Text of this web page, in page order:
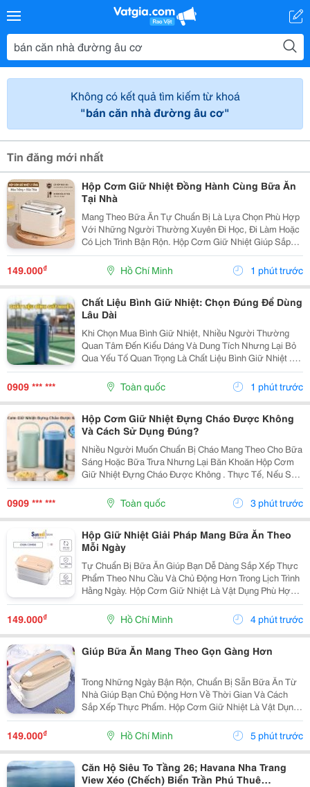
Không có kết quả tìm kiếm từ khoá
"bán căn nhà đường âu cơ"
Tin đăng mới nhất
Hộp Cơm Giữ Nhiệt Đồng Hành Cùng Bữa Ăn
Tại Nhà
Mang Theo Bữa Ăn Tự Chuẩn Bị Là Lựa Chọn Phù Hợp
Với Những Người Thường Xuyên Đi Học, Đi Làm Hoặc
Có Lịch Trình Bận Rộn. Hộp Cơm Giữ Nhiệt Giúp Sắp
Xếp Các Món Ăn Gọn Gàng, Thuận Tiện Mang Theo Và
Sử Dụng Trong Ngày. Chọn Hộp Theo Cách Sắp Xếp
Thức...
149.000₫ Hồ Chí Minh 1 phút trước
Chất Liệu Bình Giữ Nhiệt: Chọn Đúng Để Dùng
Lâu Dài
Khi Chọn Mua Bình Giữ Nhiệt, Nhiều Người Thường
Quan Tâm Đến Kiểu Dáng Và Dung Tích Nhưng Lại Bỏ
Qua Yếu Tố Quan Trọng Là Chất Liệu Bình Giữ Nhiệt .
Mỗi Loại Chất Liệu Đều Có Những Ưu Điểm Và Hạn Chế
Riêng, Ảnh Hưởng Đến Khả Năng Giữ Nhiệt, Độ Bền...
0909 *** *** Toàn quốc 1 phút trước
Hộp Cơm Giữ Nhiệt Đựng Cháo Được Không
Và Cách Sử Dụng Đúng?
Nhiều Người Muốn Chuẩn Bị Cháo Mang Theo Cho Bữa
Sáng Hoặc Bữa Trưa Nhưng Lại Băn Khoăn Hộp Cơm
Giữ Nhiệt Đựng Cháo Được Không . Thực Tế, Nếu Sử
Dụng Đúng Cách, Hộp Cơm Giữ Nhiệt Hoàn Toàn Có
Thể Đáp Ứng Nhu Cầu Này. Tuy Nhiên, Để Cháo Giữ
Được Hương...
0909 *** *** Toàn quốc 3 phút trước
Hộp Giữ Nhiệt Giải Pháp Mang Bữa Ăn Theo
Mỗi Ngày
Tự Chuẩn Bị Bữa Ăn Giúp Bạn Dễ Dàng Sắp Xếp Thực
Phẩm Theo Nhu Cầu Và Chủ Động Hơn Trong Lịch Trình
Hằng Ngày. Hộp Cơm Giữ Nhiệt Là Vật Dụng Phù Hợp
Để Mang Cơm Đến Trường, Nơi Làm Việc Hoặc Sử
Dụng Trong Những Chuyến Đi. Ưu Tiên Thiết Kế Có
Nhiều...
149.000₫ Hồ Chí Minh 4 phút trước
Giúp Bữa Ăn Mang Theo Gọn Gàng Hơn
Trong Những Ngày Bận Rộn, Chuẩn Bị Sẵn Bữa Ăn Từ
Nhà Giúp Bạn Chủ Động Hơn Về Thời Gian Và Cách
Sắp Xếp Thực Phẩm. Hộp Cơm Giữ Nhiệt Là Vật Dụng
Tiện Lợi, Phù Hợp Để Mang Theo Cơm Và Các Món Ăn
Kèm Khi Đi Học, Đi Làm Hoặc Di Chuyển Trong Ngày.
Chọn...
149.000₫ Hồ Chí Minh 5 phút trước
Căn Hộ Siêu To Tầng 26; Havana Nha Trang
View Xéo (Chếch) Biển Trần Phú Thuê